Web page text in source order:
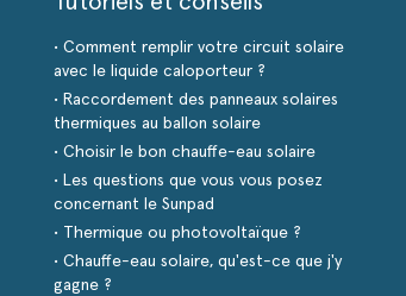
• Comment remplir votre circuit solaire
avec le liquide caloporteur ?
• Raccordement des panneaux solaires
thermiques au ballon solaire
• Choisir le bon chauffe-eau solaire
• Les questions que vous vous posez
concernant le Sunpad
• Thermique ou photovoltaïque ?
• Chauffe-eau solaire, qu'est-ce que j'y
gagne ?